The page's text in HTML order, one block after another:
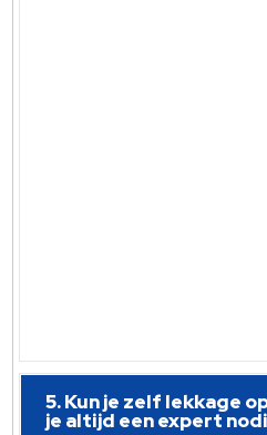
5. Kun je zelf lekkage
je altijd een expert